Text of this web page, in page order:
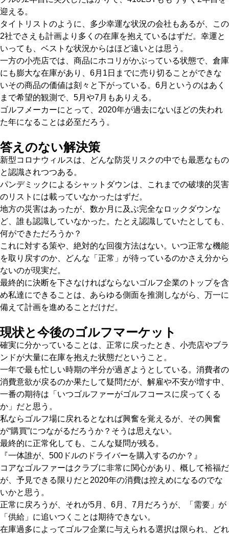
迎える。
タイトリストのように、多少幸運な状況の会社もあるが、この
2社でさえも計画より多くの在庫を抱えているはずだ。幸運と
いっても、ベストな状況からはほど遠いとは思う。
一方の小売店では、商品にホコリがかぶっている状態で、倉庫
にも膨大な在庫があり、6月1日までに売り切ることができな
いその商品の価値は刻々と下がっている。6月というのはあく
まで希望的観測で、5月や7月もありえる。
ゴルフメーカーにとって、2020年が過去にないほどの失われ
た年になることは必至だろう。
答えのない解決策
新型コロナウィルスは、どんな防災リスクの中でも最悪なもの
と認識されつつある。
パンデミックによるシャットダウンは、これまでの破壊的災害
のリストには載っていなかったはずだ。
地方の災害はあったが、数か月に及ぶ完全なロックダウンな
ど、誰も認識していなかった。たとえ認識していたとしても、
何ができただろうか？
これに対する策や、絶対的な回復方法はない。いつ正常な機能
を取り戻すのか、どんな「正常」が待っているのかさえ分から
ないのが現実だ。
最終的に決断を下さなければならないゴルフ企業のトップを含
め私達にできることは、あらゆる側面を推測しながら、万一に
備えて計画を進めることだけだ。
現状と今後のゴルフマーケット
確実に分かっていることは、正常に戻ったとき、小売店やブラ
ンドが大量に在庫を抱えた状態だということ。
一年で最も忙しい時期の半分が過ぎようとしている。消費者の
消費意欲が戻るのか果たして疑問だが、解雇や不安が増す中、
一番の期待は「いつゴルファーがゴルフコースに戻ってくる
か」だと思う。
私ならゴルフ場に戻れるとなれば興奮を覚えるが、その興奮
が“購買”につながるだろうか？そうは思えない。
最終的に正常化しても、こんな疑問が残る。
『一体誰が、500ドルのドライバーを購入するのか？』
コアなゴルファーはクラブに非常に関心があり、概して裕福だ
が、予見できる限りだと2020年の消費は控えめになるのでな
いかと思う。
正常に戻ろうが、それが5月、6月、7月だろうが、「需要」が
「供給」に追いつくことは期待できない。
在庫過多によってゴルフ企業に与えられる選択は限られ、どれ